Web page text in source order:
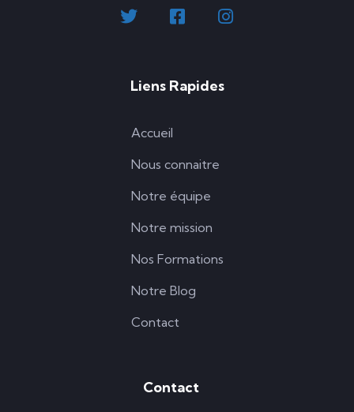
Liens Rapides
Accueil
Nous connaitre
Notre équipe
Notre mission
Nos Formations
Notre Blog
Contact
Contact